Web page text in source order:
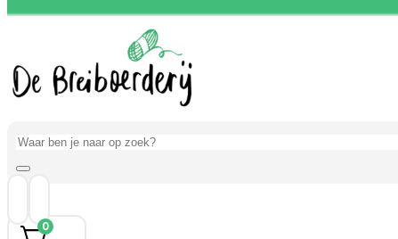
Zoeken
0